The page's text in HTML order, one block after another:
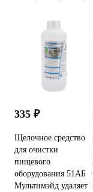
335 ₽
Щелочное средство
для очистки
пищевого
оборудования 51АБ
Мультимэйд удаляет